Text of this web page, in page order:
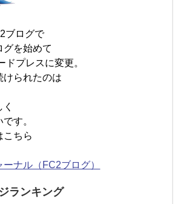
ブログで
グを始めて
ドプレスに変更。
けられたのは
す。
こちら
ナル（FC2ブログ）
ランキング